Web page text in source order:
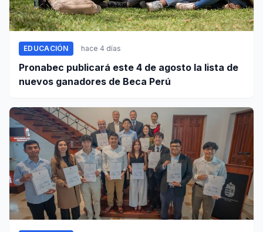
EDUCACIÓN hace 4 días
Pronabec publicará este 4 de agosto la lista de
nuevos ganadores de Beca Perú